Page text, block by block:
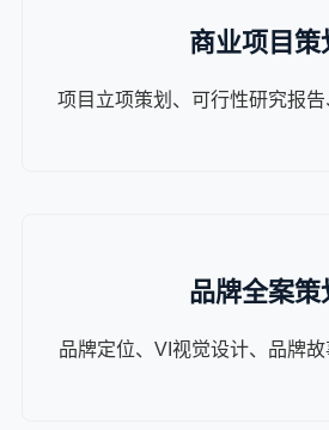
商业项目策
项目立项策划、可行性研究报
品牌全案策
品牌定位、VI视觉设计、品牌